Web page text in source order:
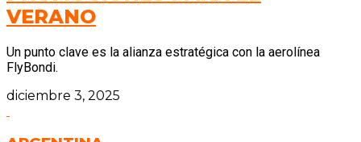
VERANO
Un punto clave es la alianza estratégica con la aerolínea
FlyBondi.
diciembre 3, 2025